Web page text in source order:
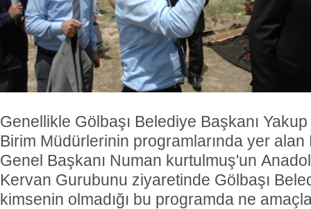
Genellikle Gölbaşı Belediye Başkanı Yakup
Birim Müdürlerinin programlarında yer
Genel Başkanı Numan kurtulmuş'un
Kervan Gurubunu ziyaretinde Gölbaşı
kimsenin olmadığı bu programda ne